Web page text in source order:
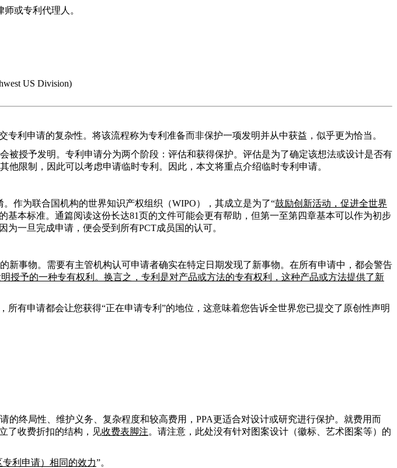
或专利代理人。
US Division)
专利申请的复杂性。 将该流程称为专利准备而非保护一项发明并从中获益，似乎更为恰当。
授予发明。专利申请分为两个阶段：评估和获得保护。评估是为了确定该想法或设计是否有
限制，因此可以考虑申请临时专利。因此，本文将重点介绍临时专利申请。
作为联合国机构的世界知识产权组织（WIPO），其成立是为了“鼓励创新活动，促进全世界
基本标准。通篇阅读这份长达81页的文件可能会更有帮助，但第一至第四章基本可以作为初步
一旦完成申请，便会受到所有PCT成员国的认可。
新事物。需要有主管机构认可申请者确实在特定日期发现了新事物。在所有申请中，都会警告
授予的一种专有权利。换言之，专利是对产品或方法的专有权利，这种产品或方法提供了新
所有申请都会让您获得“正在申请专利”的地位，这意味着您告诉全世界您已提交了原创性声明
终局性、维护义务、复杂程度和较高费用，PPA更适合对设计或研究进行保护。就费用而
了收费折扣的结构，见收费表脚注。请注意，此处没有针对图案设计（徽标、艺术图案等）的
利申请）相同的效力”。